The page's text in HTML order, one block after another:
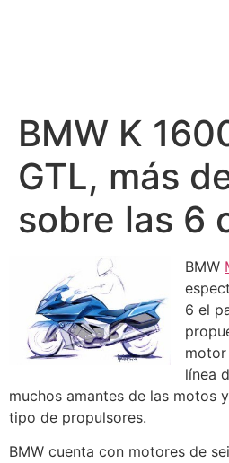
BMW K
GTL, más
sobre las 6
BMW
6 el
línea
muchos amantes de las motos
tipo de propulsores.
BMW cuenta con motores de